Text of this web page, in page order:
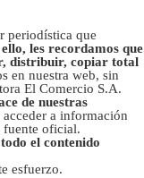
periodística que
les recordamos que
distribuir, copiar total
en nuestra web, sin
El Comercio S.A.
de nuestras
acceder a información
fuente oficial.
el contenido
esfuerzo.